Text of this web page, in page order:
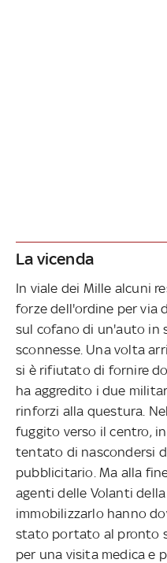
La vicenda
In viale dei Mille alcuni
forze dell'ordine per via
sul cofano di un'auto in
sconnesse. Una volta
si è rifiutato di fornire
ha aggredito i due
rinforzi alla questura.
fuggito verso il centro,
tentato di nascondersi
pubblicitario. Ma alla
agenti delle Volanti
immobilizzarlo hanno
stato portato al pronto
per una visita medica e